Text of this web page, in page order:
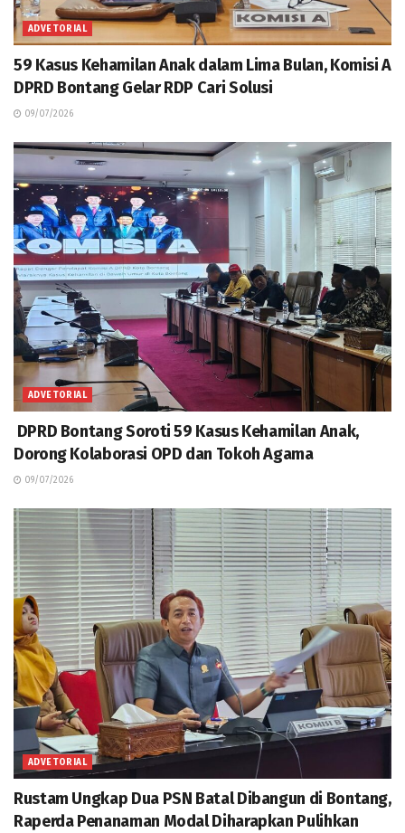
ADVETORIAL
59 Kasus Kehamilan Anak dalam Lima Bulan, Komisi A
DPRD Bontang Gelar RDP Cari Solusi
09/07/2026
ADVETORIAL
DPRD Bontang Soroti 59 Kasus Kehamilan Anak,
Dorong Kolaborasi OPD dan Tokoh Agama
09/07/2026
ADVETORIAL
Rustam Ungkap Dua PSN Batal Dibangun di Bontang,
Raperda Penanaman Modal Diharapkan Pulihkan